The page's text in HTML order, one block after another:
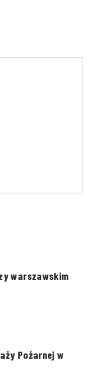
warszawskim
Pożarnej w